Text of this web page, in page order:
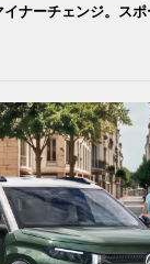
イナーチェンジ。ス